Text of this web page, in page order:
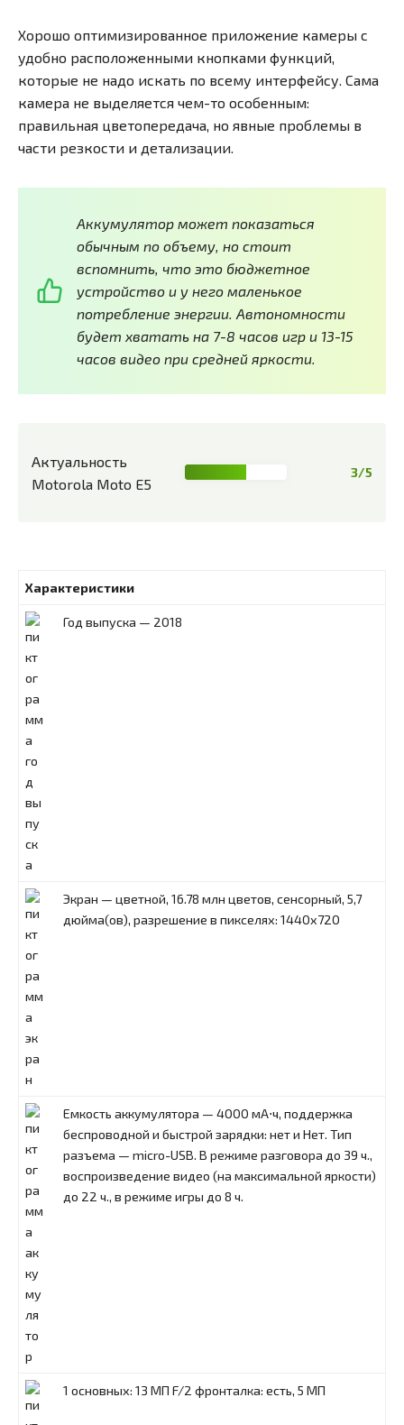
Хорошо оптимизированное приложение камеры с
удобно расположенными кнопками функций,
которые не надо искать по всему интерфейсу. Сама
камера не выделяется чем-то особенным:
правильная цветопередача, но явные проблемы в
части резкости и детализации.
Аккумулятор может показаться
обычным по объему, но стоит
вспомнить, что это бюджетное
устройство и у него маленькое
потребление энергии. Автономности
будет хватать на 7-8 часов игр и 13-15
часов видео при средней яркости.
Актуальность
Motorola Moto E5
3/5
Характеристики
Год выпуска — 2018
Экран — цветной, 16.78 млн цветов, сенсорный, 5,7
дюйма(ов), разрешение в пикселях: 1440x720
Емкость аккумулятора — 4000 мА⋅ч, поддержка
беспроводной и быстрой зарядки: нет и Нет. Тип
разъема — micro-USB. В режиме разговора до 39 ч.,
воспроизведение видео (на максимальной яркости)
до 22 ч., в режиме игры до 8 ч.
1 основных: 13 МП F/2 фронталка: есть, 5 МП